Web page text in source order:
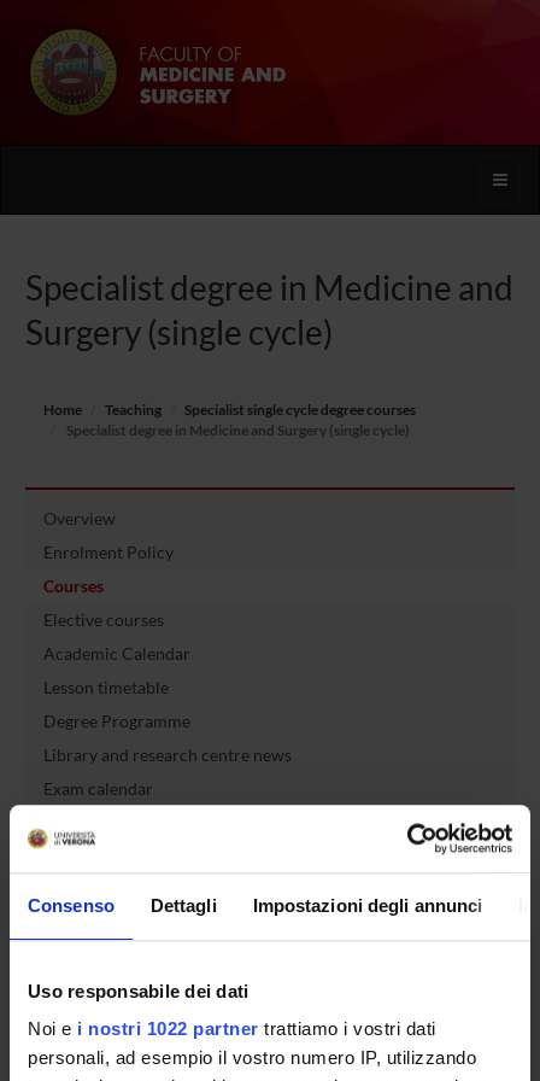
Consenso Dettagli Impostazioni degli annunci
Uso responsabile dei dati
Noi e i nostri 1022 partner trattiamo i vostri dati
personali, ad esempio il vostro numero IP, utilizzando
Toggle
Specialist degree in Medicine and
Surgery (single cycle)
Home Teaching
Specialist single cycle degree courses
Specialist degree in Medicine and Surgery (single cycle)
Overview
Enrolment Policy
Courses
Elective courses
Academic Calendar
Lesson timetable
Degree Programme
Library and research centre news
Exam calendar
Graduation
Documents